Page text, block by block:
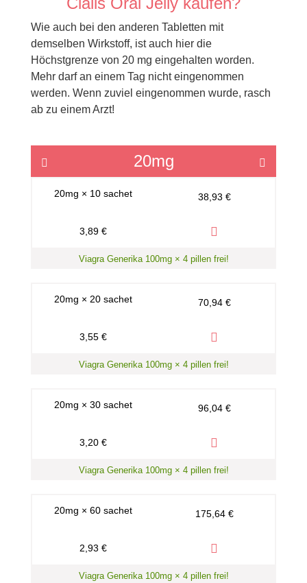
Wie auch bei den anderen Tabletten mit
demselben Wirkstoff, ist auch hier die
Höchstgrenze von 20 mg eingehalten worden.
Mehr darf an einem Tag nicht eingenommen
werden. Wenn zuviel eingenommen wurde, rasch
ab zu einem Arzt!
20mg
20mg × 10 sachet 38,93 €
3,89 €
Viagra Generika 100mg × 4 pillen frei!
20mg × 20 sachet 70,94 €
3,55 €
Viagra Generika 100mg × 4 pillen frei!
20mg × 30 sachet 96,04 €
3,20 €
Viagra Generika 100mg × 4 pillen frei!
20mg × 60 sachet 175,64 €
2,93 €
Viagra Generika 100mg × 4 pillen frei!